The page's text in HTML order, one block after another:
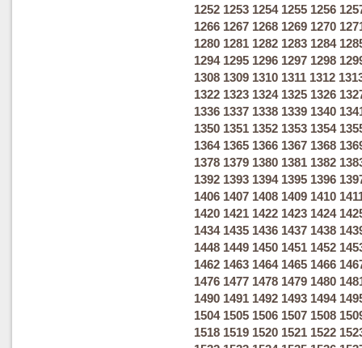
1252 1253 1254 1255 1256
1266 1267 1268 1269 1270
1280 1281 1282 1283 1284
1294 1295 1296 1297 1298
1308 1309 1310 1311 1312
1322 1323 1324 1325 1326
1336 1337 1338 1339 1340
1350 1351 1352 1353 1354
1364 1365 1366 1367 1368
1378 1379 1380 1381 1382
1392 1393 1394 1395 1396
1406 1407 1408 1409 1410
1420 1421 1422 1423 1424
1434 1435 1436 1437 1438
1448 1449 1450 1451 1452
1462 1463 1464 1465 1466
1476 1477 1478 1479 1480
1490 1491 1492 1493 1494
1504 1505 1506 1507 1508
1518 1519 1520 1521 1522